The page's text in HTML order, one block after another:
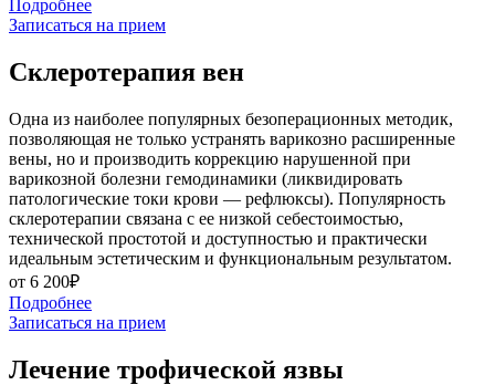
Подробнее
Записаться на прием
Склеротерапия вен
Одна из наиболее популярных безоперационных методик,
позволяющая не только устранять варикозно расширенные
вены, но и производить коррекцию нарушенной при
варикозной болезни гемодинамики (ликвидировать
патологические токи крови — рефлюксы). Популярность
склеротерапии связана с ее низкой себестоимостью,
технической простотой и доступностью и практически
идеальным эстетическим и функциональным результатом.
от 6 200₽
Подробнее
Записаться на прием
Лечение трофической язвы